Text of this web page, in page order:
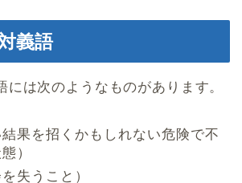
義語
には次のようなものがあります。
果を招くかもしれない危険で不
）
失うこと）